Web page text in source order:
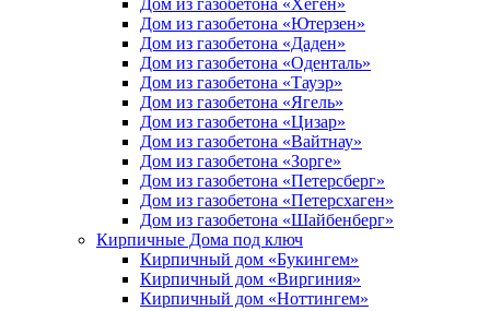
Дом из газобетона «Хёген»
Дом из газобетона «Ютерзен»
Дом из газобетона «Даден»
Дом из газобетона «Оденталь»
Дом из газобетона «Тауэр»
Дом из газобетона «Ягель»
Дом из газобетона «Цизар»
Дом из газобетона «Вайтнау»
Дом из газобетона «Зорге»
Дом из газобетона «Петерсберг»
Дом из газобетона «Петерсхаген»
Дом из газобетона «Шайбенберг»
Кирпичные Дома под ключ
Кирпичный дом «Букингем»
Кирпичный дом «Виргиния»
Кирпичный дом «Ноттингем»